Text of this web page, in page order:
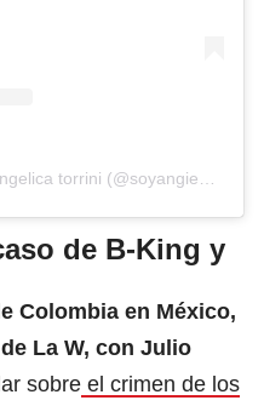
de B-King y
Colombia en México,
La W, con Julio
sobre el crimen de los